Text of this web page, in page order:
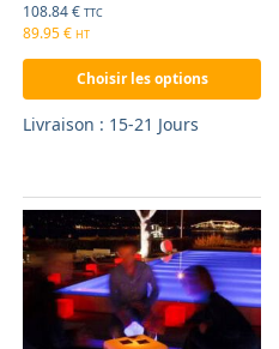
108.84€ TTC
89.95€ HT
Choisir les options
Livraison : 15-21 Jours